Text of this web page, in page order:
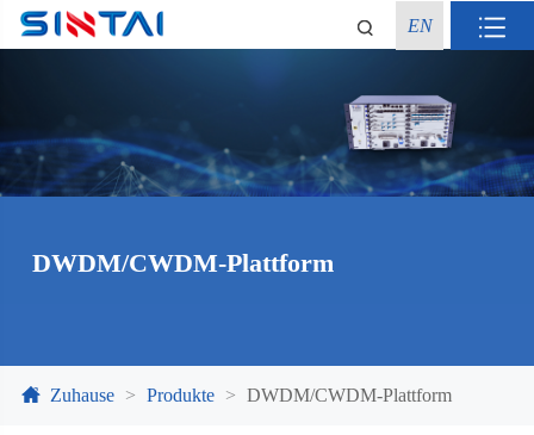
EN
DWDM/CWDM-Plattform
Zuhause Produkte DWDM/CWDM-Plattform